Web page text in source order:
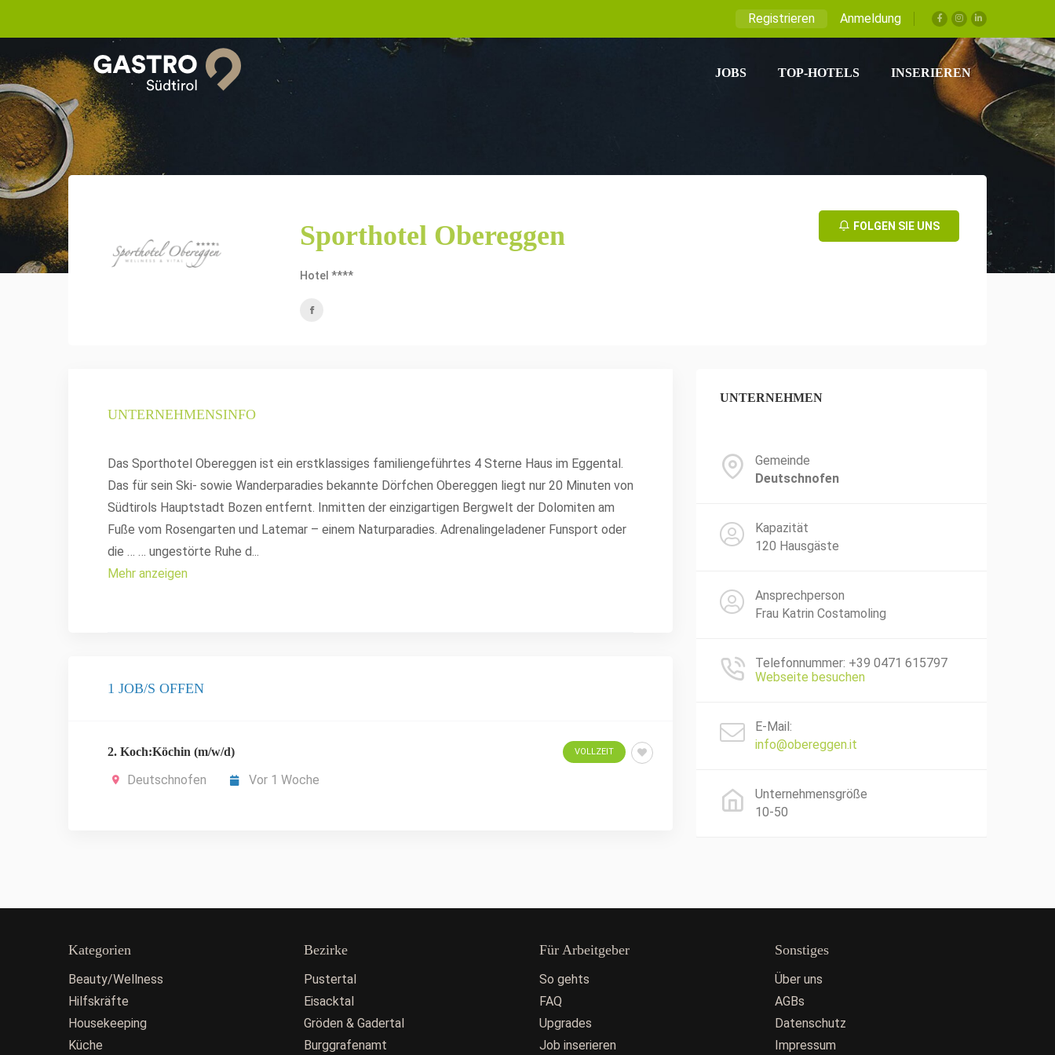
Registrieren Anmeldung
JOBS TOP-HOTELS INSERIEREN
Sporthotel Obereggen
Hotel ****
FOLGEN SIE UNS
UNTERNEHMENSINFO
Das Sporthotel Obereggen ist ein erstklassiges familiengeführtes 4 Sterne Haus im Eggental.
Das für sein Ski- sowie Wanderparadies bekannte Dörfchen Obereggen liegt nur 20 Minuten von
Südtirols Hauptstadt Bozen entfernt. Inmitten der einzigartigen Bergwelt der Dolomiten am
Fuße vom Rosengarten und Latemar – einem Naturparadies. Adrenalingeladener Funsport oder
die … … ungestörte Ruhe d...
Mehr anzeigen
1 JOB/S OFFEN
2. Koch:Köchin (m/w/d)
Deutschnofen Vor 1 Woche
VOLLZEIT
UNTERNEHMEN
Gemeinde
Deutschnofen
Kapazität
120 Hausgäste
Ansprechperson
Frau Katrin Costamoling
Telefonnummer: +39 0471 615797
Webseite besuchen
E-Mail:
info@obereggen.it
Unternehmensgröße
10-50
Kategorien
Beauty/Wellness
Hilfskräfte
Housekeeping
Küche
Bezirke
Pustertal
Eisacktal
Gröden & Gadertal
Burggrafenamt
Für Arbeitgeber
So gehts
FAQ
Upgrades
Job inserieren
Sonstiges
Über uns
AGBs
Datenschutz
Impressum